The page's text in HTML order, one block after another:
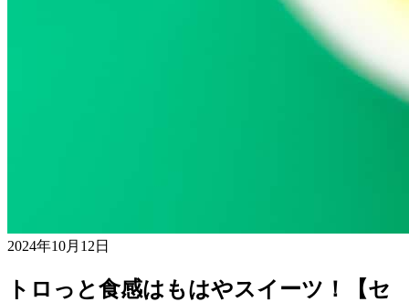
2024年10月12日
トロっと食感はもはやスイーツ！【セ